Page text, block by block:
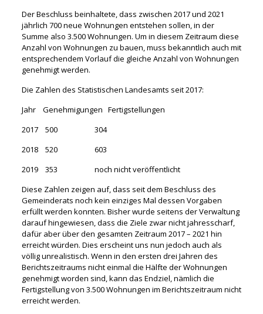
Der Beschluss beinhaltete, dass zwischen 2017 und 2021
jährlich 700 neue Wohnungen entstehen sollen, in der
Summe also 3.500 Wohnungen. Um in diesem Zeitraum diese
Anzahl von Wohnungen zu bauen, muss bekanntlich auch mit
entsprechendem Vorlauf die gleiche Anzahl von Wohnungen
genehmigt werden.
Die Zahlen des Statistischen Landesamts seit 2017:
Jahr Genehmigungen Fertigstellungen
2017 500 304
2018 520 603
2019 353 noch nicht veröffentlicht
Diese Zahlen zeigen auf, dass seit dem Beschluss des
Gemeinderats noch kein einziges Mal dessen Vorgaben
erfüllt werden konnten. Bisher wurde seitens der Verwaltung
darauf hingewiesen, dass die Ziele zwar nicht jahresscharf,
dafür aber über den gesamten Zeitraum 2017 – 2021 hin
erreicht würden. Dies erscheint uns nun jedoch auch als
völlig unrealistisch. Wenn in den ersten drei Jahren des
Berichtszeitraums nicht einmal die Hälfte der Wohnungen
genehmigt worden sind, kann das Endziel, nämlich die
Fertigstellung von 3.500 Wohnungen im Berichtszeitraum nicht
erreicht werden.